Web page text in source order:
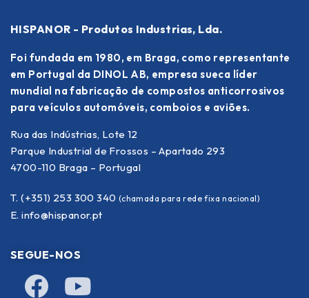
HISPANOR - Produtos Industrias, Lda.
Foi fundada em 1980, em Braga, como representante
em Portugal da DINOL AB, empresa sueca líder
mundial na fabricação de compostos anticorrosivos
para veículos automóveis, comboios e aviões.
Rua das Indústrias, Lote 12
Parque Industrial de Frossos – Apartado 293
4700-110 Braga – Portugal
T. (+351) 253 300 340 (chamada para rede fixa nacional)
E. info@hispanor.pt
SEGUE-NOS